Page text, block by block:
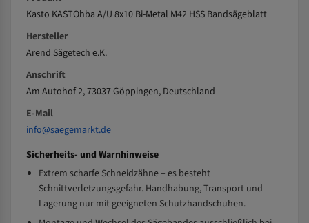
Kasto KASTOhba A/U 8x10 Bi-Metal M42 HSS Bandsägeblatt
Hersteller
Arend Sägetech e.K.
Anschrift
Am Autohof 2, 73037 Göppingen, Deutschland
E-Mail
info@saegemarkt.de
Sicherheits- und Warnhinweise
Extrem scharfe Schneidzähne – es besteht
Schnittverletzungsgefahr. Handhabung, Transport und
Lagerung nur mit geeigneten Schutzhandschuhen.